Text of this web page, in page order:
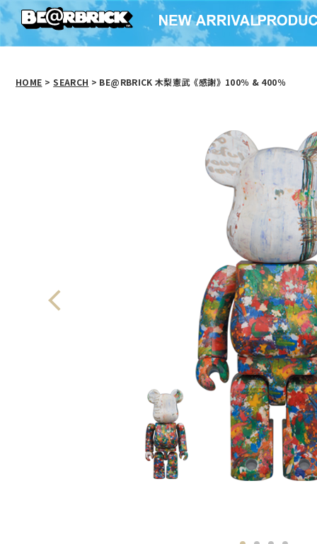
HOME > SEARCH > BE@RBRICK 木梨憲武《感謝》100％ & 400％